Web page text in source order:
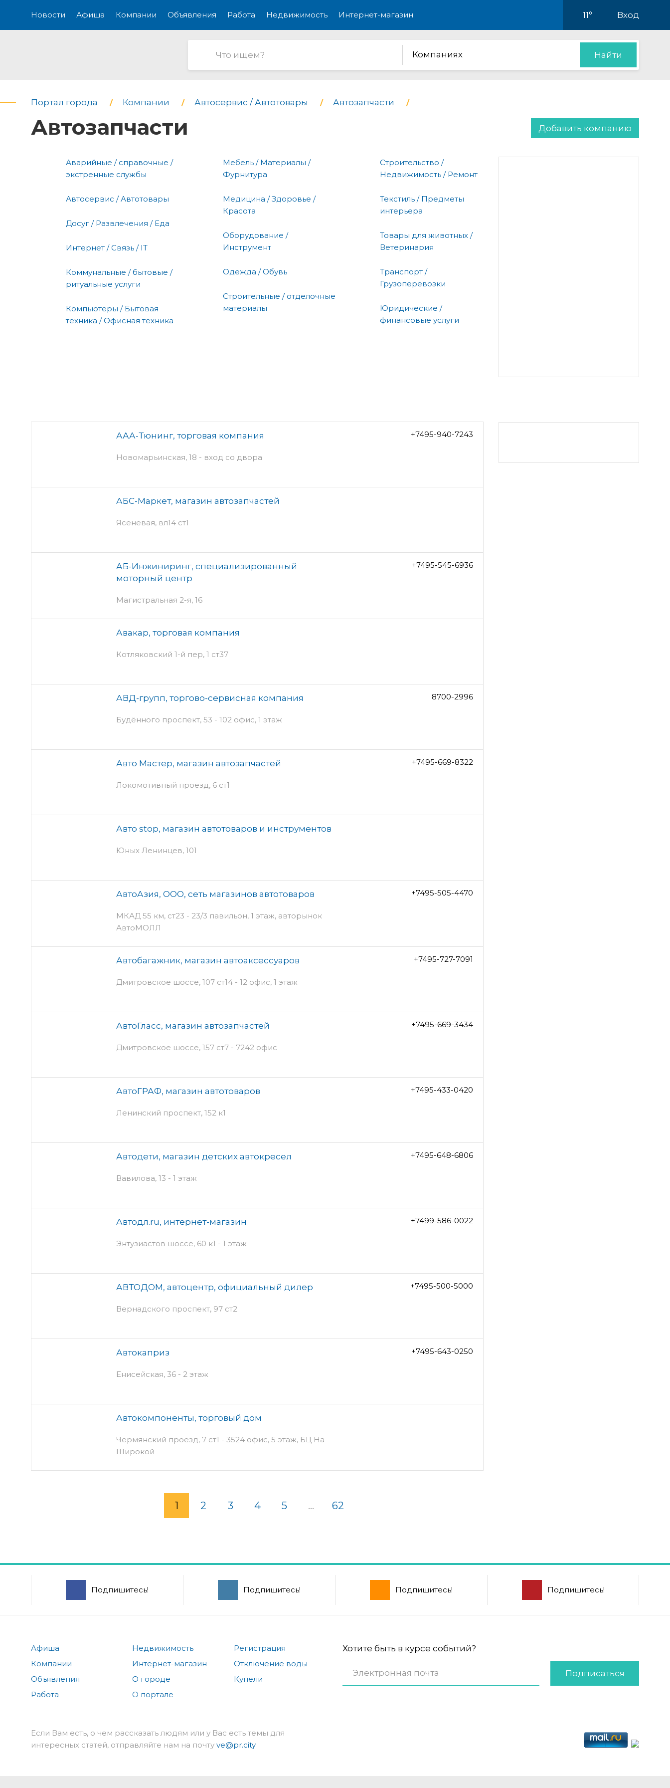
Новости Афиша Компании Объявления Работа Недвижимость Интернет-магазин 11° Вход
Компаниях Найти
Портал города Компании Автосервис / Автотовары Автозапчасти
Автозапчасти Добавить компанию
Аварийные / справочные /
экстренные службы
Автосервис / Автотовары
Досуг / Развлечения / Еда
Интернет / Связь / IT
Коммунальные / бытовые /
ритуальные услуги
Компьютеры / Бытовая
техника / Офисная техника
Мебель / Материалы /
Фурнитура
Медицина / Здоровье /
Красота
Оборудование /
Инструмент
Одежда / Обувь
Строительные / отделочные
материалы
Строительство /
Недвижимость / Ремонт
Текстиль / Предметы
интерьера
Товары для животных /
Ветеринария
Транспорт /
Грузоперевозки
Юридические /
финансовые услуги
ААА-Тюнинг, торговая компания
Новомарьинская, 18 - вход со двора
+7495-940-7243
АБС-Маркет, магазин автозапчастей
Ясеневая, вл14 ст1
АБ-Инжиниринг, специализированный
моторный центр
Магистральная 2-я, 16
+7495-545-6936
Авакар, торговая компания
Котляковский 1-й пер, 1 ст37
АВД-групп, торгово-сервисная компания
Будённого проспект, 53 - 102 офис, 1 этаж
8700-2996
Авто Мастер, магазин автозапчастей
Локомотивный проезд, 6 ст1
+7495-669-8322
Авто stop, магазин автотоваров и инструментов
Юных Ленинцев, 101
АвтоАзия, ООО, сеть магазинов автотоваров
МКАД 55 км, ст23 - 23/3 павильон, 1 этаж, авторынок
АвтоМОЛЛ
+7495-505-4470
Автобагажник, магазин автоаксессуаров
Дмитровское шоссе, 107 ст14 - 12 офис, 1 этаж
+7495-727-7091
АвтоГласс, магазин автозапчастей
Дмитровское шоссе, 157 ст7 - 7242 офис
+7495-669-3434
АвтоГРАФ, магазин автотоваров
Ленинский проспект, 152 к1
+7495-433-0420
Автодети, магазин детских автокресел
Вавилова, 13 - 1 этаж
+7495-648-6806
Автодл.ru, интернет-магазин
Энтузиастов шоссе, 60 к1 - 1 этаж
+7499-586-0022
АВТОДОМ, автоцентр, официальный дилер
Вернадского проспект, 97 ст2
+7495-500-5000
Автокаприз
Енисейская, 36 - 2 этаж
+7495-643-0250
Автокомпоненты, торговый дом
Чермянский проезд, 7 ст1 - 3524 офис, 5 этаж, БЦ На
Широкой
1 2 3 4 5 ... 62
Подпишитесь! Подпишитесь! Подпишитесь! Подпишитесь!
Афиша
Компании
Объявления
Работа
Недвижимость
Интернет-магазин
О городе
О портале
Регистрация
Отключение воды
Купели
Хотите быть в курсе событий?
Подписаться
Если Вам есть, о чем рассказать людям или у Вас есть темы для
интересных статей, отправляйте нам на почту ve@pr.city